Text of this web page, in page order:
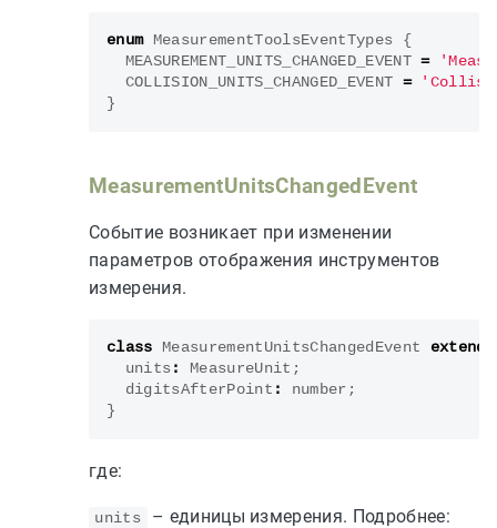
enum MeasurementToolsEventTypes
{
MEASUREMENT_UNITS_CHANGED_EVENT =
COLLISION_UNITS_CHANGED_EVENT =
}
MeasurementUnitsChangedEvent
Событие возникает при изменении
параметров отображения инструментов
измерения.
class MeasurementUnitsChangedEvent
extends
units : MeasureUnit ;
digitsAfterPoint : number ;
}
где:
units
– единицы измерения. Подробнее: